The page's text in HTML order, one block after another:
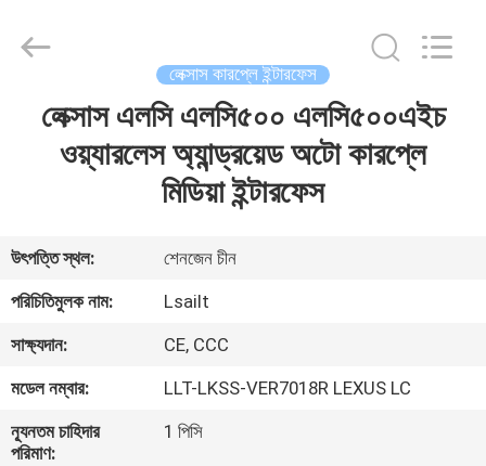
ভিডিও
সম্পর্কে
কারখানা
Electron
Co.,Ltd.
লেক্সাস কারপ্লে ইন্টারফেস
লেক্সাস এলসি এলসি৫০০ এলসি৫০০এইচ
ওয়্যারলেস অ্যান্ড্রয়েড অটো কারপ্লে
মিডিয়া ইন্টারফেস
উৎপত্তি স্থল:
শেনজেন চীন
পরিচিতিমুলক নাম:
Lsailt
সাক্ষ্যদান:
CE, CCC
মডেল নম্বার:
LLT-LKSS-VER7018R LEXUS LC
ন্যূনতম চাহিদার
পরিমাণ:
1 পিসি